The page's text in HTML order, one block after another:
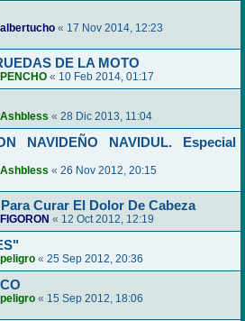
albertucho « 17 Nov 2014, 12:23
DE LA MOTO
PENCHO « 10 Feb 2014, 01:17
Ashbless « 28 Dic 2013, 11:04
NAVIDEÑO NAVIDUL. Especial
Ashbless « 26 Nov 2012, 20:15
Curar El Dolor De Cabeza
FIGORON « 12 Oct 2012, 12:19
peligro « 25 Sep 2012, 20:36
peligro « 15 Sep 2012, 18:06